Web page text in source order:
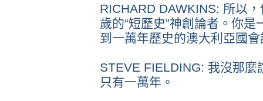
RICHARD DAWKINS: 所以
歲的“短歷史”神創論者。你
到一萬年歷史的澳大利亞國
STEVE FIELDING: 我沒那
只有一萬年。